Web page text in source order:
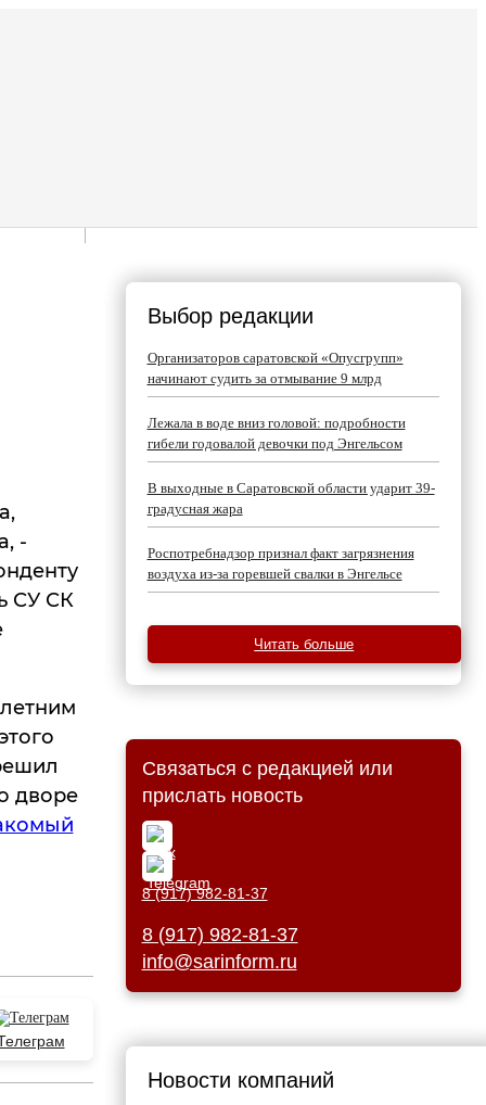
-
СУ СК
дворе
Выбор редакции
Организаторов саратовской «Опусгрупп»
начинают судить за отмывание 9 млрд
Лежала в воде вниз головой: подробности
гибели годовалой девочки под Энгельсом
В выходные в Саратовской области ударит 39-
градусная жара
Роспотребнадзор признал факт загрязнения
воздуха из-за горевшей свалки в Энгельсе
Читать больше
Связаться с редакцией или
прислать новость
8 (917) 982-81-37
8 (917) 982-81-37
info@sarinform.ru
Новости компаний